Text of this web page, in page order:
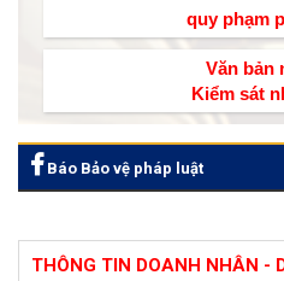
quy phạm
Văn bản
Kiểm sát
Báo Bảo vệ pháp luật
THÔNG TIN DOANH NHÂN -